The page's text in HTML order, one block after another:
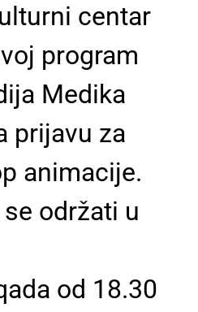
centar
program
Medika
prijavu za
animacije.
održati u
od 18.30